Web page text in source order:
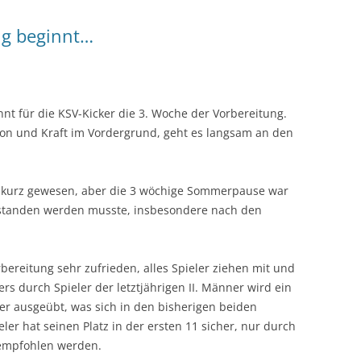
beginnt…
für die KSV-Kicker die 3. Woche der Vorbereitung.
und Kraft im Vordergrund, geht es langsam an den
gewesen, aber die 3 wöchige Sommerpause war
werden musste, insbesondere nach den
sehr zufrieden, alles Spieler ziehen mit und
durch Spieler der letztjährigen II. Männer wird ein
ausgeübt, was sich in den bisherigen beiden
hat seinen Platz in der ersten 11 sicher, nur durch
werden.